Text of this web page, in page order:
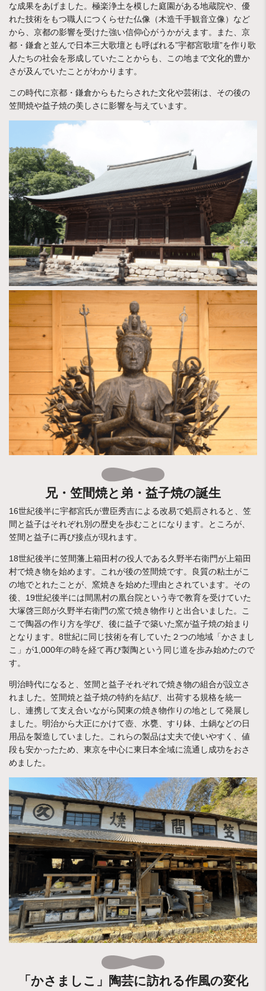
な成果をあげました。極楽浄土を模した庭園がある地蔵院や、優
れた技術をもつ職人につくらせた仏像（木造千手観音立像）など
から、京都の影響を受けた強い信仰心がうかがえます。また、京
都・鎌倉と並んで日本三大歌壇とも呼ばれる”宇都宮歌壇”を作り歌
人たちの社会を形成していたことからも、この地まで文化的豊か
さが及んでいたことがわかります。
この時代に京都・鎌倉からもたらされた文化や芸術は、その後の
笠間焼や益子焼の美しさに影響を与えています。
兄・笠間焼と弟・益子焼の誕生
16世紀後半に宇都宮氏が豊臣秀吉による改易で処罰されると、笠
間と益子はそれぞれ別の歴史を歩むことになります。ところが、
笠間と益子に再び接点が現れます。
18世紀後半に笠間藩上箱田村の役人である久野半右衛門が上箱田
村で焼き物を始めます。これが後の笠間焼です。良質の粘土がこ
の地でとれたことが、窯焼きを始めた理由とされています。その
後、19世紀後半には間黒村の凰台院という寺で教育を受けていた
大塚啓三郎が久野半右衛門の窯で焼き物作りと出合いました。こ
こで陶器の作り方を学び、後に益子で築いた窯が益子焼の始まり
となります。8世紀に同じ技術を有していた２つの地域「かさまし
こ」が1,000年の時を経て再び製陶という同じ道を歩み始めたので
す。
明治時代になると、笠間と益子それぞれで焼き物の組合が設立さ
れました。笠間焼と益子焼の特約を結び、出荷する規格を統一
し、連携して支え合いながら関東の焼き物作りの地として発展し
ました。明治から大正にかけて壺、水甕、すり鉢、土鍋などの日
用品を製造していました。これらの製品は丈夫で使いやすく、値
段も安かったため、東京を中心に東日本全域に流通し成功をおさ
めました。
「かさましこ」陶芸に訪れる作風の変化